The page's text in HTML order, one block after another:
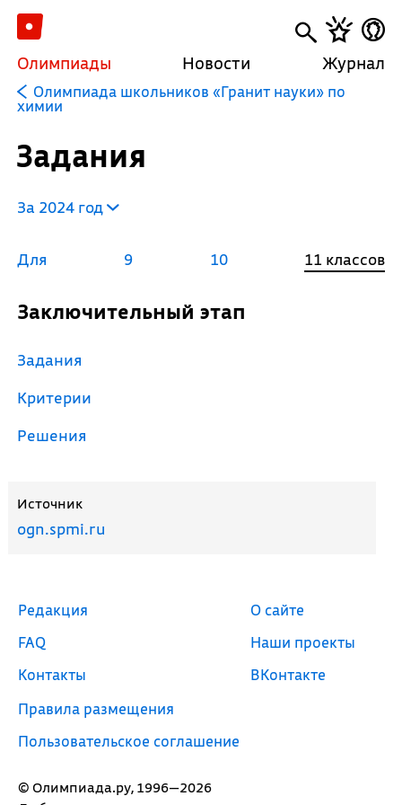
Олимпиады Новости Журнал
Олимпиада школьников «Гранит науки» по
химии
Задания
За 2024 год
Для 9 10 11 классов
Заключительный этап
Задания
Критерии
Решения
Источник
ogn.spmi.ru
© Олимпиада.ру, 1996—2026
Редакция
FAQ
Контакты
Правила размещения
Пользовательское соглашение
О сайте
Наши проекты
ВКонтакте